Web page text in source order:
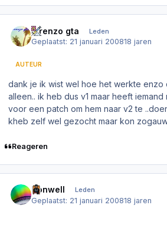
lorenzo gta Leden
Geplaatst: 21 januari 200818 jaren
AUTEUR
dank je ik wist wel hoe het werkte enzo
alleen.. ik heb dus v1 maar heeft
voor een patch om hem naar v2 te
kheb zelf wel gezocht maar kon
Reageren
Donwell Leden
Geplaatst: 21 januari 200818 jaren